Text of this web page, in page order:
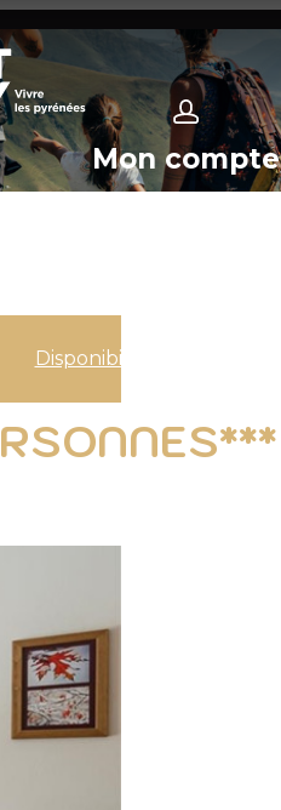
Mon compte
Disponibilités